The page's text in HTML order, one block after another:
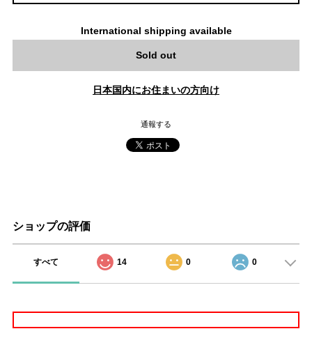
International shipping available
Sold out
日本国内にお住まいの方向け
通報する
ショップの評価
すべて 14 0 0